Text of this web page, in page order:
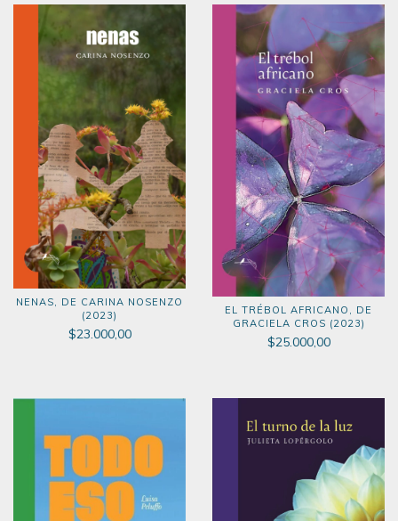
NENAS, DE CARINA NOSENZO
(2023)
$23.000,00
EL TRÉBOL AFRICANO, DE
GRACIELA CROS (2023)
$25.000,00